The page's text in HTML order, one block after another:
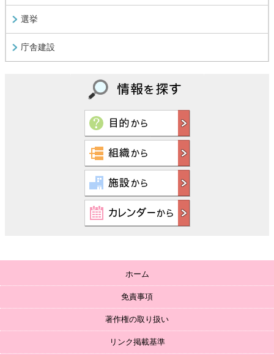
選挙
庁舎建設
ホーム
免責事項
著作権の取り扱い
リンク掲載基準